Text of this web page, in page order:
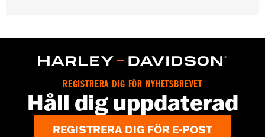
FLTRXRRSE) and Trike models. Do not use on wheel bearings.
1 cartridge
Volume:14 Ounce
REGISTRERA DIG FÖR NYHETSBREVET
Håll dig uppdaterad
REGISTRERA DIG FÖR E-POST